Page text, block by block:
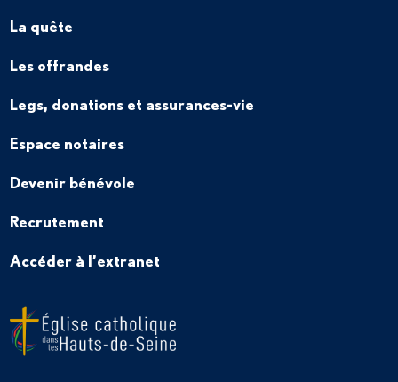
La quête
Les offrandes
Legs, donations et assurances-vie
Espace notaires
Devenir bénévole
Recrutement
Accéder à l’extranet